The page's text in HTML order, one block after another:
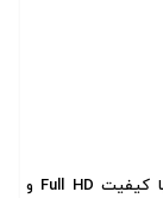
دامنه ISO 100-25,600 بوده و امکان فیلم‌برداری با کیفیت Full HD و